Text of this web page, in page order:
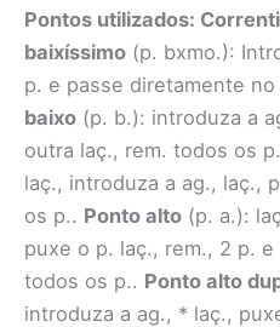
Pontos utilizados:
baixíssimo (p. bxmo.):
p. e passe diretamente no
baixo (p. b.): introduza a
outra laç., rem. todos os
laç., introduza a ag., laç.,
os p.. Ponto alto (p. a.):
puxe o p. laç., rem., 2 p.
todos os p.. Ponto alto
introduza a ag., * laç.,